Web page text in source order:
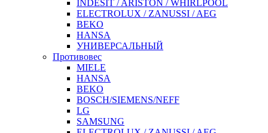
INDESIT / ARISTON / WHIRLPOOL
ELECTROLUX / ZANUSSI / AEG
BEKO
HANSA
УНИВЕРСАЛЬНЫЙ
Противовес
MIELE
HANSA
BEKO
BOSCH/SIEMENS/NEFF
LG
SAMSUNG